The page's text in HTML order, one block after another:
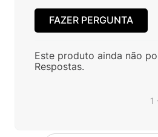
FAZER PERGUNTA
Este produto ainda não
Respostas.
1